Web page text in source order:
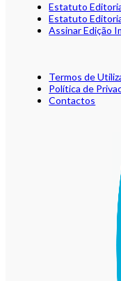
Estatuto
Estatuto
Assinar Edição
Termos de
Política de
Contactos